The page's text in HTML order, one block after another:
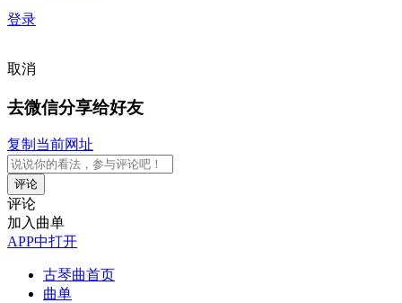
登录
取消
去微信分享给好友
复制当前网址
评论
评论
加入曲单
APP中打开
古琴曲首页
曲单